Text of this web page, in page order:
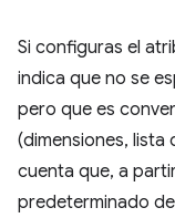
Si configuras el
indica que no se
pero que es
(dimensiones, lista
cuenta que, a
predeterminado de